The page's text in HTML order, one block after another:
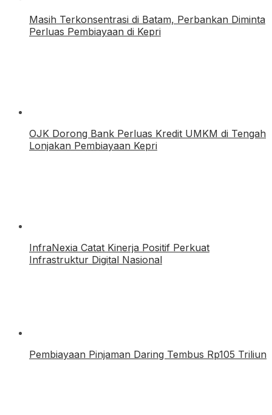
Masih Terkonsentrasi di Batam, Perbankan Diminta
Perluas Pembiayaan di Kepri
OJK Dorong Bank Perluas Kredit UMKM di Tengah
Lonjakan Pembiayaan Kepri
InfraNexia Catat Kinerja Positif Perkuat
Infrastruktur Digital Nasional
Pembiayaan Pinjaman Daring Tembus Rp105 Triliun